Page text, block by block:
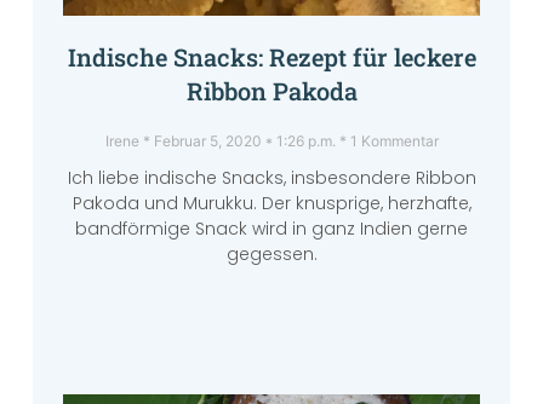
Indische Snacks: Rezept für leckere
Ribbon Pakoda
Irene Februar 5, 2020 1:26 p.m. 1 Kommentar
Ich liebe indische Snacks, insbesondere Ribbon
Pakoda und Murukku. Der knusprige, herzhafte,
bandförmige Snack wird in ganz Indien gerne
gegessen.